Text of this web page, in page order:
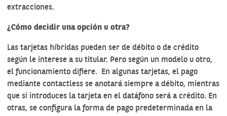
extracciones.
¿Cómo decidir una opción u otra?
Las tarjetas híbridas pueden ser de débito o de crédito
según le interese a su titular. Pero según un modelo u otro,
el funcionamiento difiere. En algunas tarjetas, el pago
mediante contactless se anotará siempre a débito, mientras
que si introduces la tarjeta en el datáfono será a crédito. En
otras, se configura la forma de pago predeterminada en la